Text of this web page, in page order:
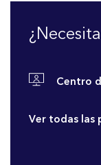
Centro
Ver todas las